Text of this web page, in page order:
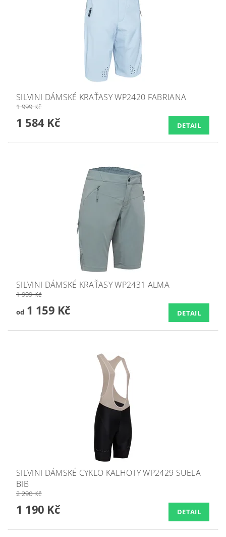
SILVINI DÁMSKÉ KRAŤASY WP2420 FABRIANA
1 999 Kč
1 584 Kč DETAIL
SILVINI DÁMSKÉ KRAŤASY WP2431 ALMA
1 999 Kč
od1 159 Kč DETAIL
SILVINI DÁMSKÉ CYKLO KALHOTY WP2429 SUELA
BIB
2 290 Kč
1 190 Kč DETAIL